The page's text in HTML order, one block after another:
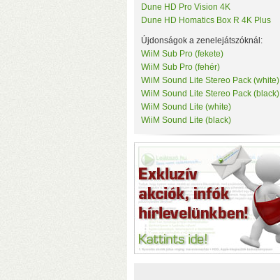
ThirdReality
TKB Home
Twelve South
Ubiquiti
UPS Power
Vision Security
WD
WiiM
Y-Cam
Z-Wave.Me
Zipato
Dune HD Pro Vision 4K
Dune HD Homatics Box R 4K Plus
Újdonságok a zenelejátszóknál:
WiiM Sub Pro (fekete)
WiiM Sub Pro (fehér)
WiiM Sound Lite Stereo Pack (white)
WiiM Sound Lite Stereo Pack (black)
WiiM Sound Lite (white)
WiiM Sound Lite (black)